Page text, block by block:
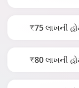
₹75 લાખની
₹80 લાખની